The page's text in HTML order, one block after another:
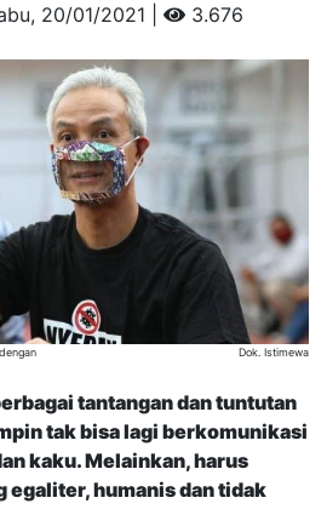
20/01/2021 | 3.676
Dok. Istimewa
tantangan dan tuntutan
tak bisa lagi berkomunikasi
kaku. Melainkan, harus
egaliter, humanis dan tidak